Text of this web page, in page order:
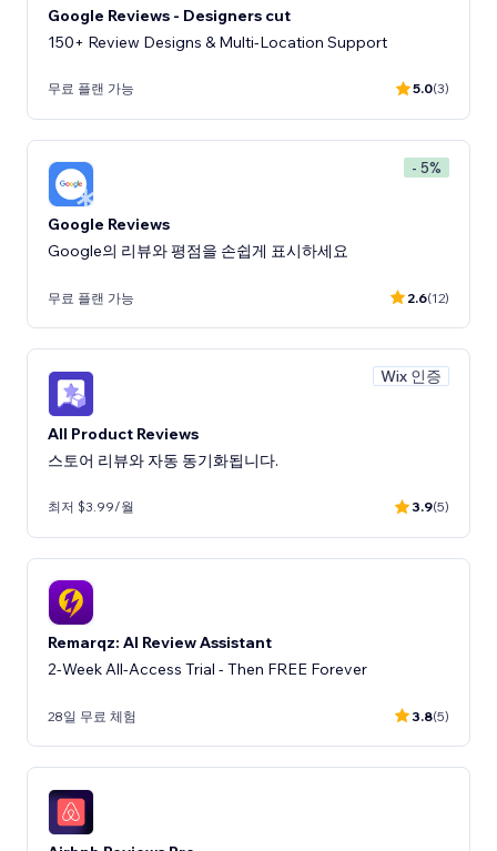
Google Reviews - Designers cut
150+ Review Designs & Multi-Location Support
무료 플랜 가능 5.0(3)
- 5%
Google Reviews
Google의 리뷰와 평점을 손쉽게 표시하세요
무료 플랜 가능 2.6(12)
Wix 인증
All Product Reviews
스토어 리뷰와 자동 동기화됩니다.
최저 $3.99/월 3.9(5)
Remarqz: AI Review Assistant
2-Week All-Access Trial - Then FREE Forever
28일 무료 체험 3.8(5)